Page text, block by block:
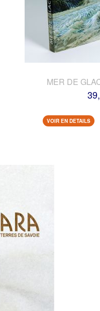
MER DE
VOIR EN DETAILS